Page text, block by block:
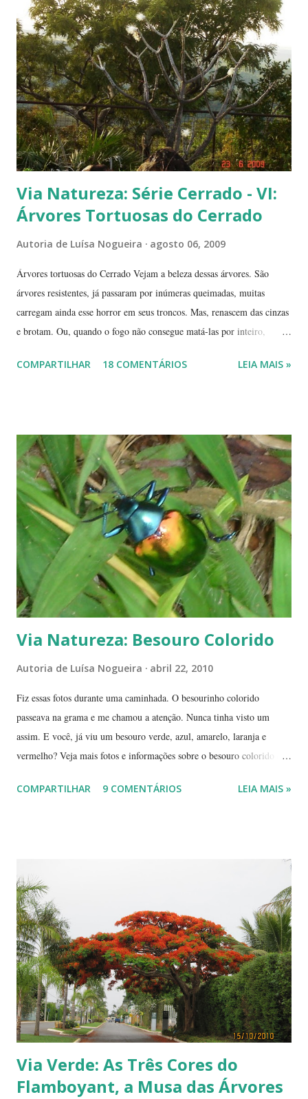
frutinhas possui duas sementes, parecendo uma semente dividida.
Duas frutinhas ao lado de um jambo. Essa foto foi feita ontem,
domingo, após a colheita. ----------------------------
Via Natureza: Série Cerrado - VI:
Árvores Tortuosas do Cerrado
Autoria de Luísa Nogueira agosto 06, 2009
Árvores tortuosas do Cerrado Vejam a beleza dessas árvores. São
árvores resistentes, já passaram por inúmeras queimadas, muitas
carregam ainda esse horror em seus troncos. Mas, renascem das cinzas
e brotam. Ou, quando o fogo não consegue matá-las por inteiro,
novas flores e sempre novas sementes. É a esperança, em cada ano, de
estação seca pode durar até 5 meses. Neste período o índice de
umidade relativa do ar chega, muitas vezes, no meio da tarde, a
índices inferiores a 15%. Por isto tantas queimadas acontecem entre
maio e setembro, período de estiagem. Um toco de cigarro ou algumas
brasas que ficaram de um pique-nique pode ser o começo de um
fogaréu. Há também os casos em que o fogo...
COMPARTILHAR 18 COMENTÁRIOS LEIA MAIS »
Via Natureza: Besouro Colorido
Autoria de Luísa Nogueira abril 22, 2010
Fiz essas fotos durante uma caminhada. O besourinho colorido
passeava na grama e me chamou a atenção. Nunca tinha visto um
assim. E você, já viu um besouro verde, azul, amarelo, laranja e
vermelho? Veja mais fotos e informações sobre o besouro colorido e a
Terra, aquele abraço! ------------ Dia da Terra - Veja aqui . -----------
COMPARTILHAR 9 COMENTÁRIOS LEIA MAIS »
Via Verde: As Três Cores do
Flamboyant, a Musa das Árvores